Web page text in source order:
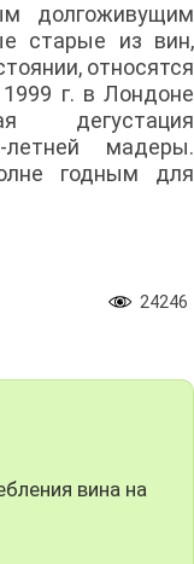
долгоживущим
старые из вин,
относятся
г. в Лондоне
дегустация
мадеры.
годным для
24246
вина на